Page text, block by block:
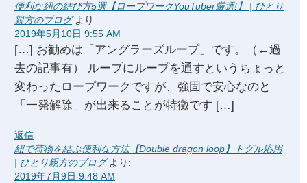
便利な紐の結び方5選【ロープワークYouTuber厳選!】 | ひとり
親方のブログ より:
2019年5月10日 9:55 AM
[…] お勧めは「アングラーズループ」です。（←過
去の記事有） ループにループを通すというちょっと
変わったロープワークですが、強固で安心なのと
「一発解除」が出来ることが特徴です […]
返信
紐で荷物を結ぶ便利な方法【Double dragon loop】トグル応用
| ひとり親方のブログ より:
2019年7月9日 9:48 AM